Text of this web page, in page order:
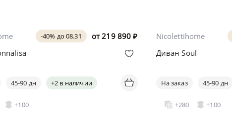
от219 890 ₽
-40% до 08.31
45-90 дн +2 в наличии
+100
Nicolettihome
Диван Soul
На заказ 45-90 дн
+280 +100